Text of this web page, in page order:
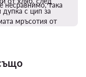
несравнимо, така
дупка с цип за
мръсотия от
вода. Но ако
което я